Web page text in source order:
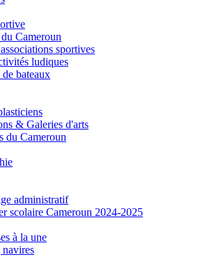
Cameroun
sportives
ludiques
bateaux
& Galeries d'arts
du Cameroun
administratif
scolaire Cameroun 2024-2025
à la une